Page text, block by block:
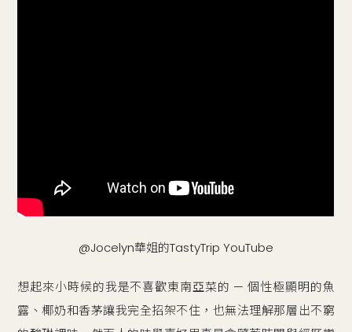
@Jocelyn華姐的TastyTrip YouTube
想起來小時候的我是不喜歡東南亞菜的 — 個性極顯明的魚
露、椰奶和香茅讓我完全招架不住，也無法理解那層出不窮